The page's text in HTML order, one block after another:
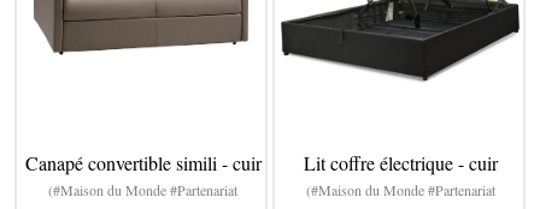
Canapé convertible simili - cuir
(#Maison du Monde #Partenariat
Lit coffre électrique - cuir
(#Maison du Monde #Partenariat